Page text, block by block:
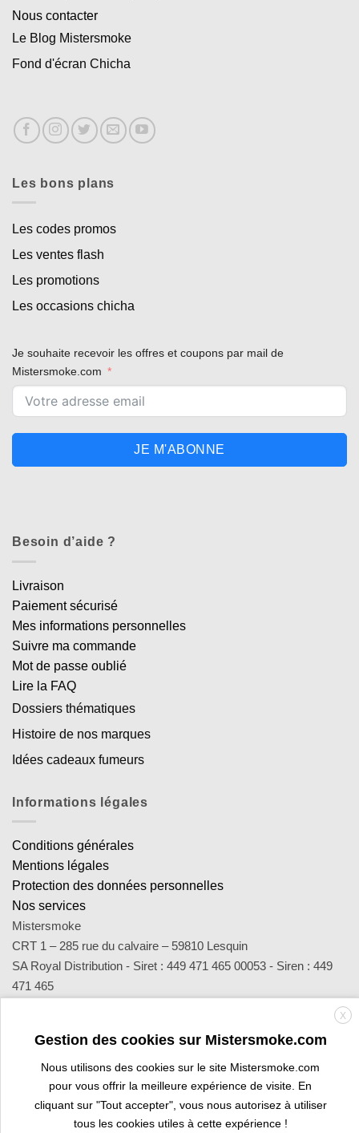
Nous contacter
Le Blog Mistersmoke
Fond d'écran Chicha
Les bons plans
Les codes promos
Les ventes flash
Les promotions
Les occasions chicha
Je souhaite recevoir les offres et coupons par mail de
Mistersmoke.com
JE M'ABONNE
Besoin d’aide ?
Livraison
Paiement sécurisé
Mes informations personnelles
Suivre ma commande
Mot de passe oublié
Lire la FAQ
Dossiers thématiques
Histoire de nos marques
Idées cadeaux fumeurs
Informations légales
Conditions générales
Mentions légales
Protection des données personnelles
Nos services
Mistersmoke
CRT 1 – 285 rue du calvaire – 59810 Lesquin
SA Royal Distribution - Siret : 449 471 465 00053 - Siren : 449
471 465
sav@mistersmoke.com ou par téléphone au 03 20 90 56 55 du
lundi au vendredi de 9h à 17h.
Credit
Card
MasterCard
Apple
Pay
Bank
Transfer
Visa
Visa
Electron
X
Gestion des cookies sur Mistersmoke.com
Nous utilisons des cookies sur le site Mistersmoke.com
pour vous offrir la meilleure expérience de visite. En
cliquant sur "Tout accepter", vous nous autorisez à utiliser
tous les cookies utiles à cette expérience !